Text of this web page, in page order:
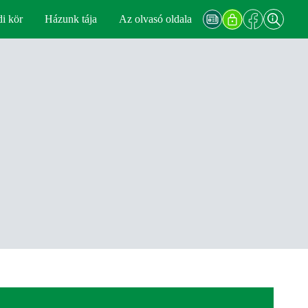
kör Házunk tája Az olvasó oldala